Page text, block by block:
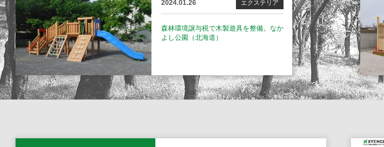
2024.01.26 エクステリア
森林環境譲与税で木製遊具を整備。なか
よし公園（北海道）